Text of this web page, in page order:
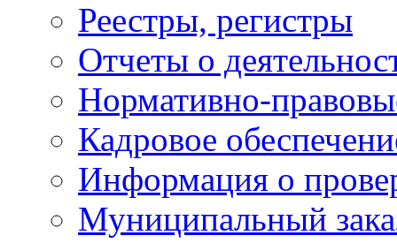
Реестры, регистры
Отчеты о
Нормативно-
Кадровое
Информация о
Муниципальный